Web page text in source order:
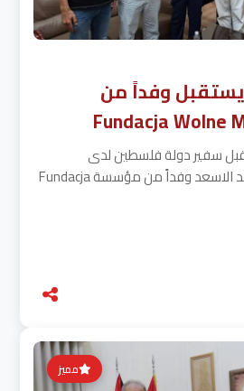
وفداً من
6-2026 استقبل سفير دولة فلسطين لدى
الجمهورية اللبنانية محمد الاسعد وفداً من مؤسسة Fundacja
مميز